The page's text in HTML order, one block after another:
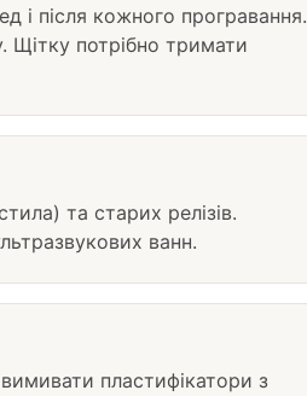
і після кожного програвання.
Щітку потрібно тримати
та старих релізів.
ванн.
пластифікатори з